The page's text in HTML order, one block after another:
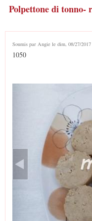
Polpettone di tonno-
Soumis par Angie le dim, 08/27/
1050